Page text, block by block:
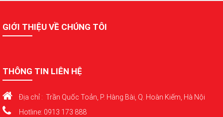
GIỚI THIỆU VỀ CHÚNG TÔI
THÔNG TIN LIÊN HỆ
Địa chỉ : Trần Quốc Toản, P. Hàng Bài, Q. Hoàn Kiếm, Hà Nội
Hotline: 0913 173 888